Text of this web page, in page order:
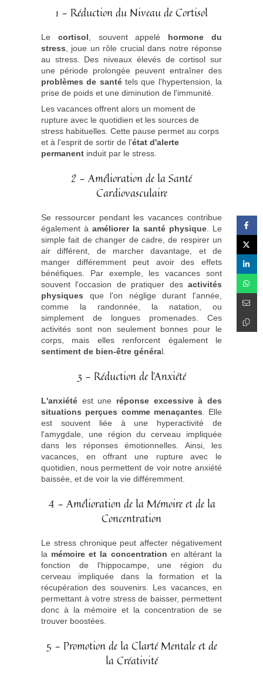
1 - Réduction du Niveau de Cortisol
Le cortisol , souvent appelé hormone du
stress , joue un rôle crucial dans notre réponse
au stress. Des niveaux élevés de cortisol sur
une période prolongée peuvent entraîner des
problèmes de santétels que l'hypertension, la
prise de poids et une diminution de l'immunité.
Les vacances offrent alors un moment de
rupture avec le quotidien et les sources de
stress habituelles. Cette pause permet au corps
et à l'esprit de sortir de l'état d'alerte
permanent induit par le stress.
2 - Amélioration de la Santé
Cardiovasculaire
Se ressourcer pendant les vacances contribue
également à améliorer la santé physique . Le
simple fait de changer de cadre, de respirer un
air différent, de marcher davantage, et de
manger différemment peut avoir des effets
bénéfiques. Par exemple, les vacances sont
souvent l'occasion de pratiquer desactivités
physiques que l'on néglige durant l'année,
comme la randonnée, la natation, ou
simplement de longues promenades. Ces
activités sont non seulement bonnes pour le
corps, mais elles renforcent également le
sentiment de bien-être général.
3 - Réduction de l'Anxiété
L'anxiété est une réponse excessive à des
situations perçues comme menaçantes . Elle
est souvent liée à une hyperactivité de
l'amygdale, une région du cerveau impliquée
dans les réponses émotionnelles. Ainsi, les
vacances, en offrant une rupture avec le
quotidien, nous permettent de voir notre anxiété
baissée, et de voir la vie différemment.
4 - Amélioration de la Mémoire et de la
Concentration
Le stress chronique peut affecter négativement
la mémoire et la concentration en altérant la
fonction de l'hippocampe, une région du
cerveau impliquée dans la formation et la
récupération des souvenirs. Les vacances, en
permettant à votre stress de baisser, permettent
donc à la mémoire et la concentration de se
trouver boostées.
5 - Promotion de la Clarté Mentale et de
la Créativité